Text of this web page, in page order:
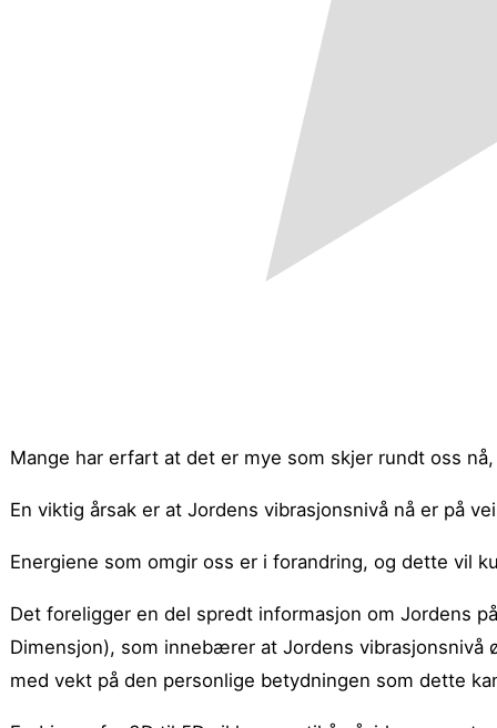
Mange har erfart at det er mye som skjer rundt oss
En viktig årsak er at Jordens vibrasjonsnivå nå er på
Energiene som omgir oss er i forandring, og dette vil
Det foreligger en del spredt informasjon om Jordens
Dimensjon), som innebærer at Jordens
med vekt på den personlige betydningen som dette